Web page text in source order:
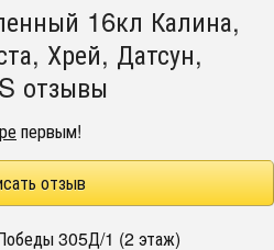
16кл Калина,
Хрей, Датсун,
отзывы
первым!
отзыв
305Д/1 (2 этаж)